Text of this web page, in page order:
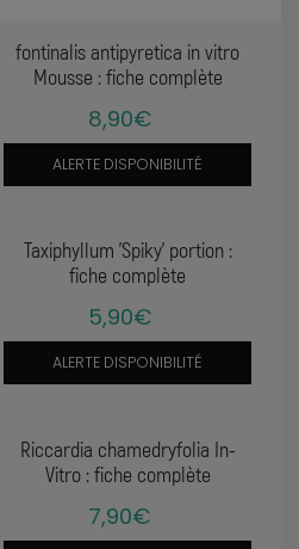
fontinalis antipyretica in vitro
Mousse : fiche complète
8,90€
ALERTE DISPONIBILITÉ
Taxiphyllum 'Spiky' portion :
fiche complète
5,90€
ALERTE DISPONIBILITÉ
Riccardia chamedryfolia In-
Vitro : fiche complète
7,90€